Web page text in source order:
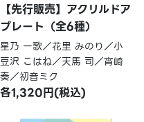
【先行販売】アクリルドア
プレート（全6種）
星乃 一歌／花里 みのり／小
豆沢 こはね／天馬 司／宵崎
奏／初音ミク
各1,320円(税込)